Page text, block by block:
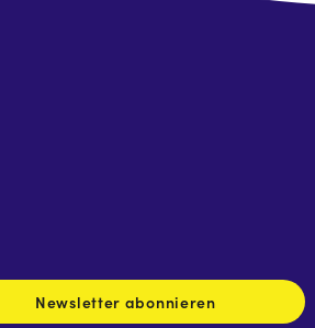
Newsletter abonnieren